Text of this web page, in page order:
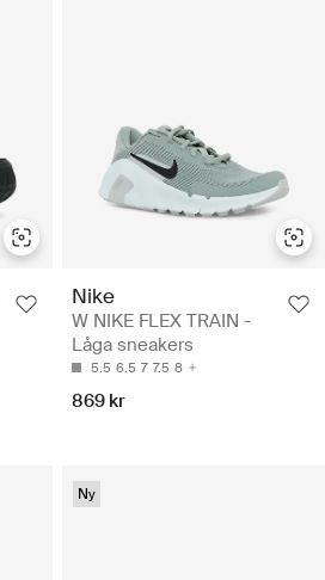
Nike
W NIKE FLEX TRAIN -
Låga sneakers
5.5 6.5 7 7.5 8
869 kr
Ny